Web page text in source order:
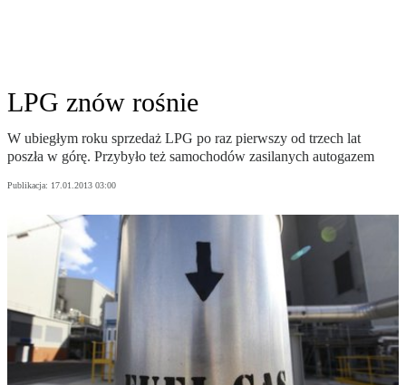
LPG znów rośnie
W ubiegłym roku sprzedaż LPG po raz pierwszy od trzech lat
poszła w górę. Przybyło też samochodów zasilanych autogazem
Publikacja: 17.01.2013 03:00